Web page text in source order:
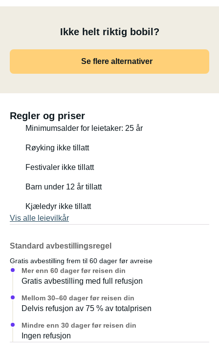
Ikke helt riktig bobil?
Se flere alternativer
Regler og priser
Minimumsalder for leietaker: 25 år
Røyking ikke tillatt
Festivaler ikke tillatt
Barn under 12 år tillatt
Kjæledyr ikke tillatt
Vis alle leievilkår
Standard avbestillingsregel
Gratis avbestilling frem til 60 dager før avreise
Mer enn 60 dager før reisen din
Gratis avbestilling med full refusjon
Mellom 30–60 dager før reisen din
Delvis refusjon av 75 % av totalprisen
Mindre enn 30 dager før reisen din
Ingen refusjon